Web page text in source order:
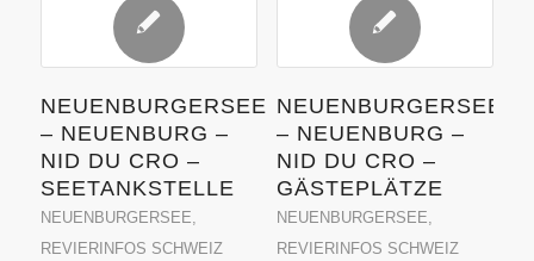
NEUENBURGERSEE
– NEUENBURG –
NID DU CRO –
SEETANKSTELLE
NEUENBURGERSEE,
REVIERINFOS SCHWEIZ
NEUENBURGERSEE
– NEUENBURG –
NID DU CRO –
GÄSTEPLÄTZE
NEUENBURGERSEE,
REVIERINFOS SCHWEIZ